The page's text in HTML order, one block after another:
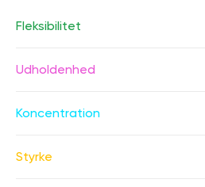
Fleksibilitet
Udholdenhed
Koncentration
Styrke